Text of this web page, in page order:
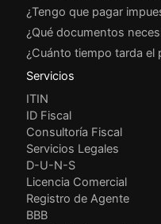
¿Tengo que pagar
¿Qué documentos
¿Cuánto tiempo tarda el
Servicios
ITIN
ID Fiscal
Consultoría Fiscal
Servicios Legales
D-U-N-S
Licencia Comercial
Registro de Agente
BBB